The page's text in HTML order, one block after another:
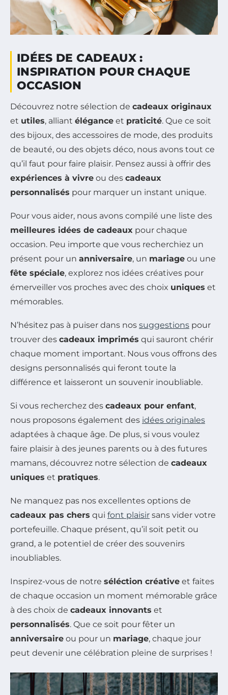
IDÉES DE CADEAUX :
INSPIRATION POUR CHAQUE
OCCASION
Découvrez notre sélection de cadeaux originaux
et utiles, alliant élégance et praticité. Que ce soit
des bijoux, des accessoires de mode, des produits
de beauté, ou des objets déco, nous avons tout ce
qu’il faut pour faire plaisir. Pensez aussi à offrir des
expériences à vivre ou des cadeaux
personnalisés pour marquer un instant unique.
Pour vous aider, nous avons compilé une liste des
meilleures idées de cadeaux pour chaque
occasion. Peu importe que vous recherchiez un
présent pour un anniversaire, un mariage ou une
fête spéciale, explorez nos idées créatives pour
émerveiller vos proches avec des choix uniques et
mémorables.
N’hésitez pas à puiser dans nos suggestions pour
trouver des cadeaux imprimés qui sauront chérir
chaque moment important. Nous vous offrons des
designs personnalisés qui feront toute la
différence et laisseront un souvenir inoubliable.
Si vous recherchez des cadeaux pour enfant,
nous proposons également des idées originales
adaptées à chaque âge. De plus, si vous voulez
faire plaisir à des jeunes parents ou à des futures
mamans, découvrez notre sélection de cadeaux
uniques et pratiques.
Ne manquez pas nos excellentes options de
cadeaux pas chers qui font plaisir sans vider votre
portefeuille. Chaque présent, qu’il soit petit ou
grand, a le potentiel de créer des souvenirs
inoubliables.
Inspirez-vous de notre séléction créative et faites
de chaque occasion un moment mémorable grâce
à des choix de cadeaux innovants et
personnalisés. Que ce soit pour fêter un
anniversaire ou pour un mariage, chaque jour
peut devenir une célébration pleine de surprises !